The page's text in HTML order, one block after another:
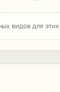
видов для